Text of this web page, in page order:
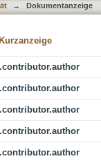
→ Dokumentanzeige